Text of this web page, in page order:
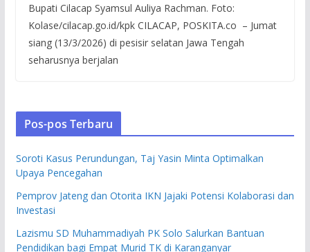
Bupati Cilacap Syamsul Auliya Rachman. Foto:
Kolase/cilacap.go.id/kpk CILACAP, POSKITA.co – Jumat
siang (13/3/2026) di pesisir selatan Jawa Tengah
seharusnya berjalan
Pos-pos Terbaru
Soroti Kasus Perundungan, Taj Yasin Minta Optimalkan
Upaya Pencegahan
Pemprov Jateng dan Otorita IKN Jajaki Potensi Kolaborasi dan
Investasi
Lazismu SD Muhammadiyah PK Solo Salurkan Bantuan
Pendidikan bagi Empat Murid TK di Karanganyar